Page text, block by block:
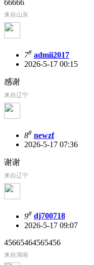
66666
来自山东
7# admii2017
2026-5-17 00:15
感谢
来自辽宁
8# newzf
2026-5-17 07:36
谢谢
来自辽宁
9# dj700718
2026-5-17 09:07
45665464565456
来自湖南